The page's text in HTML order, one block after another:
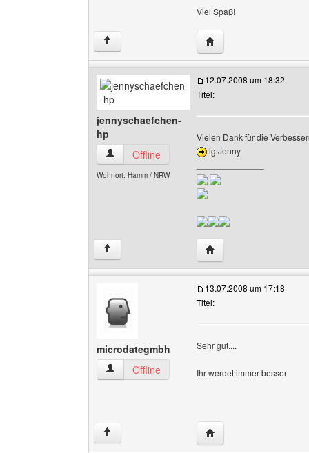
Viel Spaß!
↑ Website dieses
jennyschaefchen-
hp
jennyschaefchen-hp Benutzer-Profile anzeigen
Offline
Wohnort: Hamm / NRW
12.07.2008 um 18:32
Titel:
Vielen Dank für die
lg Jenny
↑ Website dieses
microdategmbh
microdategmbh Benutzer-Profile anzeigen
Offline
13.07.2008 um 17:18
Titel:
Sehr gut....
Ihr werdet immer besser
↑ Website dieses